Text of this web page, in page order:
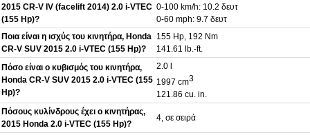
2015 CR-V IV (facelift 2014) 2.0 i-VTEC
(155 Hp)?
0-100 km/h: 10.2 δευτ
0-60 mph: 9.7 δευτ
Ποια είναι η ισχύς του κινητήρα, Honda
CR-V SUV 2015 2.0 i-VTEC (155 Hp)?
155 Hp, 192 Nm
141.61 lb.-ft.
Πόσο είναι ο κυβισμός του κινητήρα,
Honda CR-V SUV 2015 2.0 i-VTEC (155
Hp)?
2.0 l
1997 cm3
121.86 cu. in.
Πόσους κυλίνδρους έχει ο κινητήρας,
2015 Honda 2.0 i-VTEC (155 Hp)?
4, σε σειρά